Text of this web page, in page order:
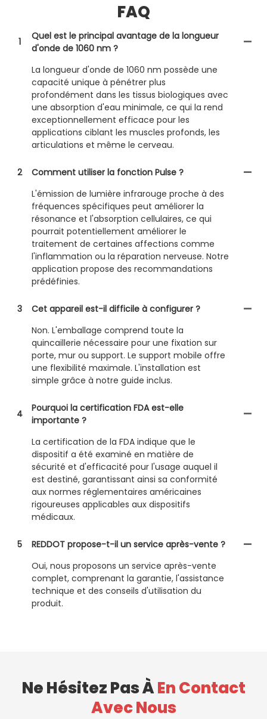
FAQ
1
Quel est le principal avantage de la longueur
d'onde de 1060 nm ?
La longueur d'onde de 1060 nm possède une
capacité unique à pénétrer plus
profondément dans les tissus biologiques avec
une absorption d'eau minimale, ce qui la rend
exceptionnellement efficace pour les
applications ciblant les muscles profonds, les
articulations et même le cerveau.
2
Comment utiliser la fonction Pulse ?
L'émission de lumière infrarouge proche à des
fréquences spécifiques peut améliorer la
résonance et l'absorption cellulaires, ce qui
pourrait potentiellement améliorer le
traitement de certaines affections comme
l'inflammation ou la réparation nerveuse. Notre
application propose des recommandations
prédéfinies.
3
Cet appareil est-il difficile à configurer ?
Non. L'emballage comprend toute la
quincaillerie nécessaire pour une fixation sur
porte, mur ou support. Le support mobile offre
une flexibilité maximale. L'installation est
simple grâce à notre guide inclus.
4
Pourquoi la certification FDA est-elle
importante ?
La certification de la FDA indique que le
dispositif a été examiné en matière de
sécurité et d'efficacité pour l'usage auquel il
est destiné, garantissant ainsi sa conformité
aux normes réglementaires américaines
rigoureuses applicables aux dispositifs
médicaux.
5
REDDOT propose-t-il un service après-vente ?
Oui, nous proposons un service après-vente
complet, comprenant la garantie, l'assistance
technique et des conseils d'utilisation du
produit.
Ne Hésitez Pas ÀEn Contact
Avec Nous